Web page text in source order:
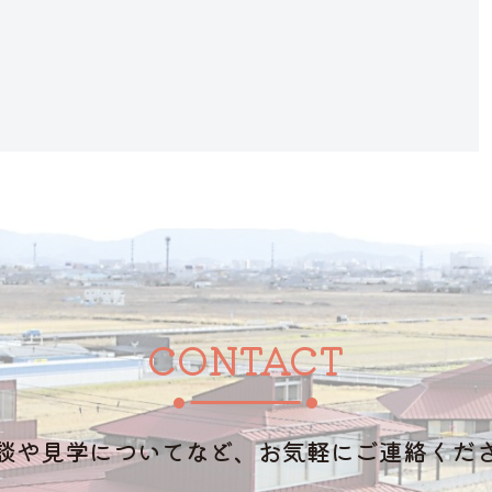
CONTACT
や見学についてなど、お気軽にご連絡くだ